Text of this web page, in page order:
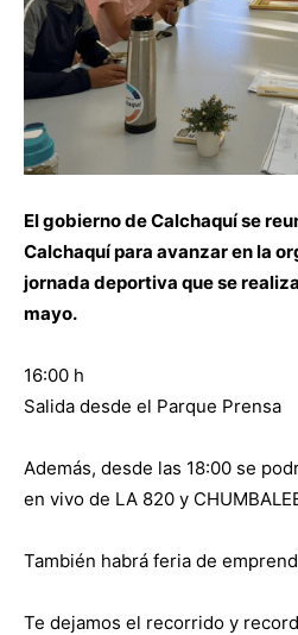
El gobierno de Calchaquí se
Calchaquí para avanzar en la
jornada deportiva que se
mayo.
16:00 h
Salida desde el Parque Prensa
Además, desde las 18:00 se
en vivo de LA 820 y
También habrá feria de
Te dejamos el recorrido y